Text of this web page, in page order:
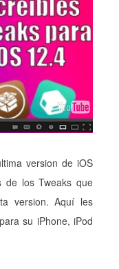
version de iOS
de los Tweaks que
version. Aquí les
su iPhone, iPod